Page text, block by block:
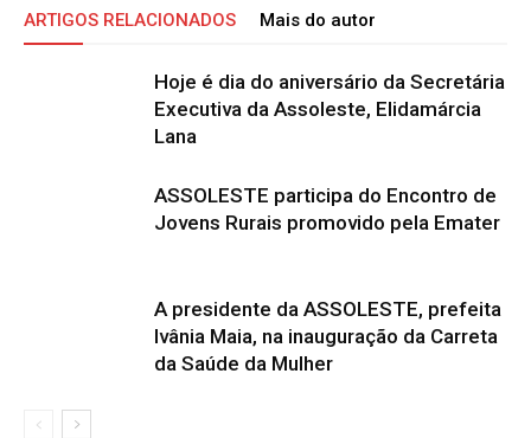
ARTIGOS RELACIONADOS Mais do autor
Hoje é dia do aniversário da Secretária
Executiva da Assoleste, Elidamárcia
Lana
ASSOLESTE participa do Encontro de
Jovens Rurais promovido pela Emater
A presidente da ASSOLESTE, prefeita
Ivânia Maia, na inauguração da Carreta
da Saúde da Mulher